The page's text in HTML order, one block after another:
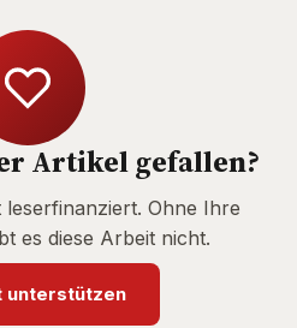
Artikel gefallen?
leserfinanziert. Ohne Ihre
es diese Arbeit nicht.
unterstützen